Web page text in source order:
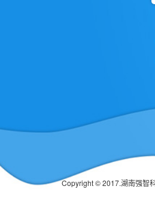
Copyright © 2017.湖南强智